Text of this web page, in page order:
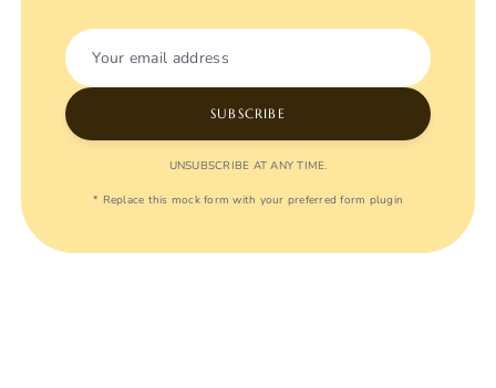
Your email address
SUBSCRIBE
UNSUBSCRIBE AT ANY TIME.
* Replace this mock form with your preferred form plugin